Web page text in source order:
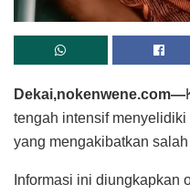
Dekai,nokenwene.com—
tengah intensif
yang mengakibatkan
Informasi ini diungkapkan